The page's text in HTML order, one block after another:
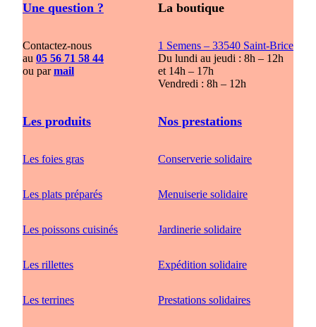
Une question ?
Contactez-nous
au 05 56 71 58 44
ou parmail
La boutique
1 Semens – 33540 Saint-Brice
Du lundi au jeudi : 8h – 12h
et 14h – 17h
Vendredi : 8h – 12h
Les produits
Les foies gras
Les plats préparés
Les poissons cuisinés
Les rillettes
Les terrines
Nos prestations
Conserverie solidaire
Menuiserie solidaire
Jardinerie solidaire
Expédition solidaire
Prestations solidaires